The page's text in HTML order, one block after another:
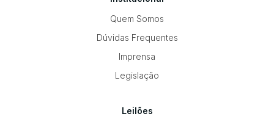
Quem Somos
Dúvidas Frequentes
Imprensa
Legislação
Leilões